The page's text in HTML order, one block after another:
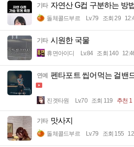
기타 자연산 G컵 구분하는 방
돌체콜드부르 Lv.79 조회 29
기타 시원한 국물
휴면아이디 Lv.84 조회 140
연예 펜타포트 씹어먹는 걸밴
진겟타원 Lv.70 조회 119 추천 1
기타 맛사지
돌체콜드부르 Lv.79 조회 155